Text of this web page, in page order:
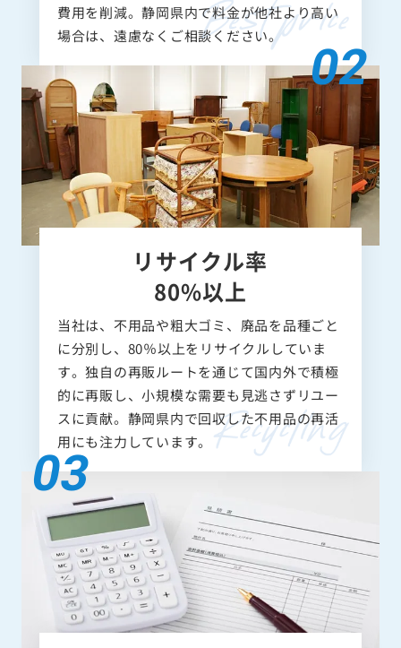
費用を削減。静岡県内で料金が他社より高い
場合は、遠慮なくご相談ください。
リサイクル率
80%以上
当社は、不用品や粗大ゴミ、廃品を品種ごと
に分別し、80％以上をリサイクルしていま
す。独自の再販ルートを通じて国内外で積極
的に再販し、小規模な需要も見逃さずリユー
スに貢献。静岡県内で回収した不用品の再活
用にも注力しています。